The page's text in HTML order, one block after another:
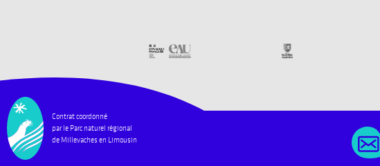
Contrat coordonné
par le Parc naturel régional
de Millevaches en Limousin